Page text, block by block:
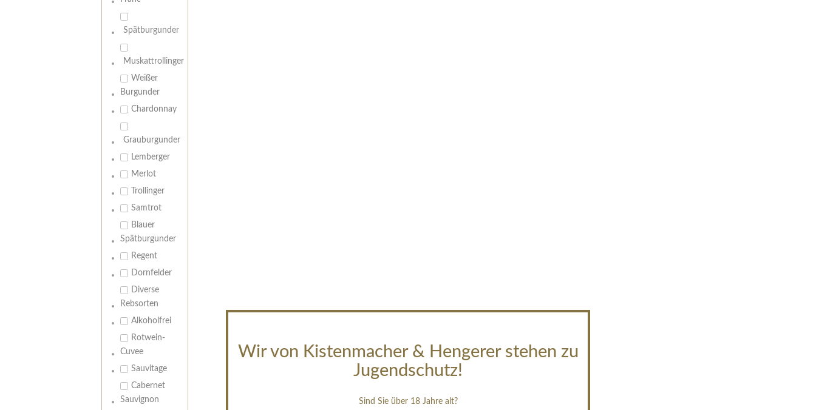
Wir von Kistenmacher & Hengerer stehen zu
Jugendschutz!
Sind Sie über 18 Jahre alt?
Spätburgunder
Muskattrollinger
Weißer
Burgunder
Chardonnay
Grauburgunder
Lemberger
Merlot
Trollinger
Samtrot
Blauer
Spätburgunder
Regent
Dornfelder
Diverse
Rebsorten
Alkoholfrei
Rotwein-
Cuvee
Sauvitage
Cabernet
Sauvignon